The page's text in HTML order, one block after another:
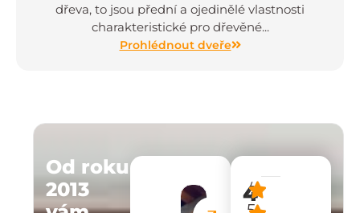
dřeva, to jsou přední a ojedinělé vlastnosti
charakteristické pro dřevěné...
Prohlédnout dveře
Od roku
2013
4
/